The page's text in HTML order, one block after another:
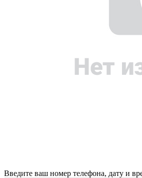
Введите ваш номер телефона, дату и